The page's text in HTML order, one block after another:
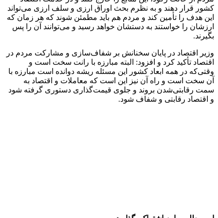
کشور قرار دهند و به نظرم بحث اوراق ارزی و سلف ارزی می‌تواند
این هدف را تأمین کند و مردم هم باید مطمئن شوند که هر زمان که
ارزشان را خواستند به دستشان خواهد رسید و می‌توانند آن را پس
بگیرند.
وزیر اقتصاد در پایان سخنانش بر شفاف‌سازی و مشارکت مردم در
اقتصاد تأکید کرد و افزود: البته مبارزه با رانت سخت است و
وقتی‌که در همه ابعاد کشور این مسئله ریشه دوانده است مبارزه با
آن سخت است و راه آن نیز این است که معاملات و اقتصاد به
سمت رقابتی‌شدن بروند و جلوی قیمت‌گذاری دستوری گرفته شود
و اقتصاد رقابتی و شفاف شود.